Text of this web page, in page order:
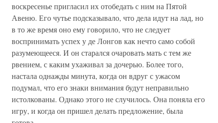
воскресенье пригласил их отобедать с ним на Пятой
Авеню. Его чутье подсказывало, что дела идут на лад, но
в то же время оно ему говорило, что не следует
воспринимать успех у де Лонгов как нечто само собой
разумеющееся. И он старался очаровать мать с тем же
рвением, с каким ухаживал за дочерью. Более того,
настала однажды минута, когда он вдруг с ужасом
подумал, что его знаки внимания будут неправильно
истолкованы. Однако этого не случилось. Она поняла его
игру, и когда он пришел делать предложение, была